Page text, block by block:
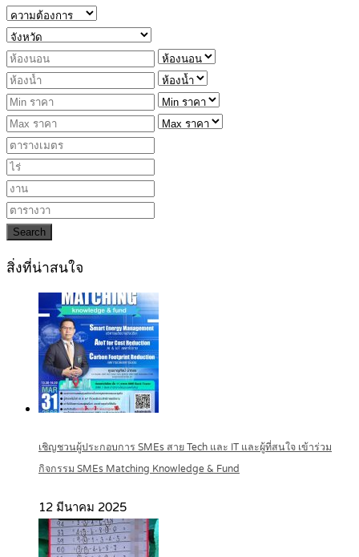
Search
สิ่งที่น่าสนใจ
เชิญชวนผู้ประกอบการ SMEs สาย Tech และ IT และผู้ที่สนใจ เข้าร่วม
กิจกรรม SMEs Matching Knowledge & Fund
12 มีนาคม 2025